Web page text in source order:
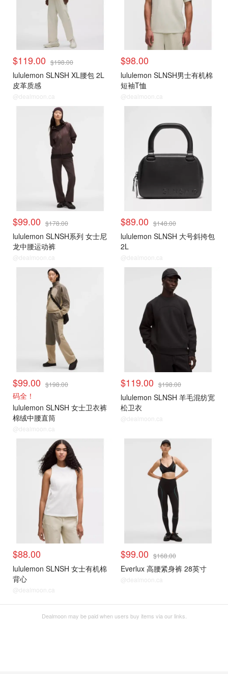
$119.00 $198.00
lululemon SLNSH XL腰包 2L
皮革质感
@dealmoon.ca
$98.00
lululemon SLNSH男士有机棉
短袖T恤
@dealmoon.ca
$99.00 $178.00
lululemon SLNSH系列 女士尼
龙中腰运动裤
@dealmoon.ca
$89.00 $148.00
lululemon SLNSH 大号斜挎包
2L
@dealmoon.ca
$99.00 $198.00
码全！
lululemon SLNSH 女士卫衣裤
棉绒中腰直筒
@dealmoon.ca
$119.00 $198.00
lululemon SLNSH 羊毛混纺宽
松卫衣
@dealmoon.ca
$88.00
lululemon SLNSH 女士有机棉
背心
@dealmoon.ca
$99.00 $168.00
Everlux 高腰紧身裤 28英寸
@dealmoon.ca
Dealmoon may be paid when users buy items via our links.